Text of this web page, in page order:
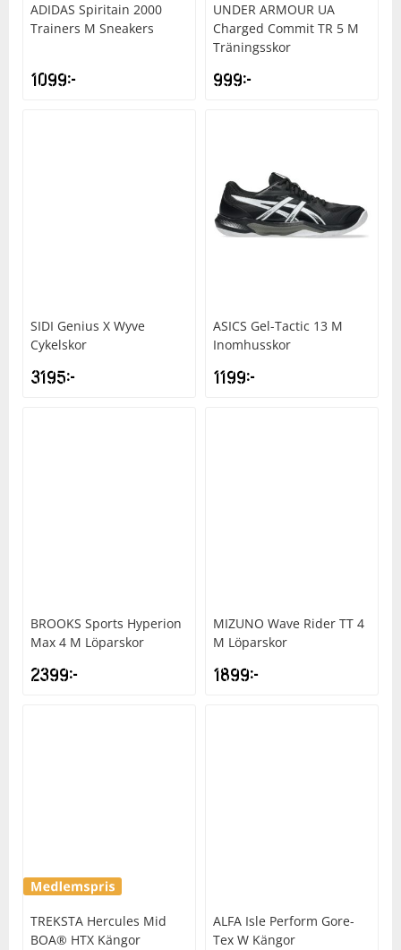
ADIDAS Spiritain 2000
Trainers M Sneakers
1099kr
UNDER ARMOUR UA
Charged Commit TR 5 M
Träningsskor
999kr
SIDI Genius X Wyve
Cykelskor
3195kr
ASICS Gel-Tactic 13 M
Inomhusskor
1199kr
BROOKS Sports Hyperion
Max 4 M Löparskor
2399kr
MIZUNO Wave Rider TT 4
M Löparskor
1899kr
TREKSTA Hercules Mid
BOA® HTX Kängor
ALFA Isle Perform Gore-
Tex W Kängor